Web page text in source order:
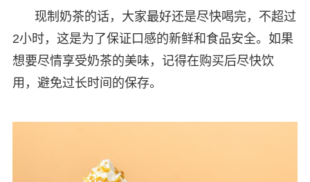
现制奶茶的话，大家最好还是尽快喝完，不超过
2小时，这是为了保证口感的新鲜和食品安全。如果
想要尽情享受奶茶的美味，记得在购买后尽快饮
用，避免过长时间的保存。